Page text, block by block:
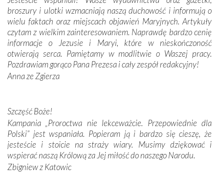
Podążyliśmy też śladami fatimskich wizjonerów – Łucji
dos Santos oraz świętych Hiacynty i Franciszka Marto.
Modliliśmy się przy ich grobach. Odprawiliśmy Drogę
Krzyżową w ich rodzinnych stronach, odwiedziliśmy
domy, w których żyli.
W miejscu objawień Matki Bożej zapaliliśmy świece
Podczas tej kilkudniowej wyprawy na każdym kroku
spotykaliśmy się z serdeczną otwartością
Portugalczyków. Podziwialiśmy ich ludową sztukę i
zwyczaje. Mimo że nasze kraje są od siebie bardzo
oddalone, w żaden sposób nie czuliśmy się obco.
Sprawiła to oczywiście sama Matka Boża, ale też
kulturowa bliskość biorąca swój początek w naszej
broszury i ulotki wzmacniają naszą duchowość i informują o
wielu faktach oraz miejscach objawień Maryjnych. Artykuły
czytam z wielkim zainteresowaniem. Naprawdę bardzo cenię
informacje o Jezusie i Maryi, które w nieskończoność
otwierają serca. Pamiętamy w modlitwie o Waszej pracy.
Pozdrawiam gorąco Pana Prezesa i cały zespół redakcyjny!
Anna ze Zgierza
Szczęść Boże!
Kampania „Proroctwa nie lekceważcie. Przepowiednie dla
Polski” jest wspaniała. Popieram ją i bardzo się cieszę, że
jesteście i stoicie na straży wiary. Musimy dziękować i
wspierać naszą Królową za Jej miłość do naszego Narodu.
Zbigniew z Katowic